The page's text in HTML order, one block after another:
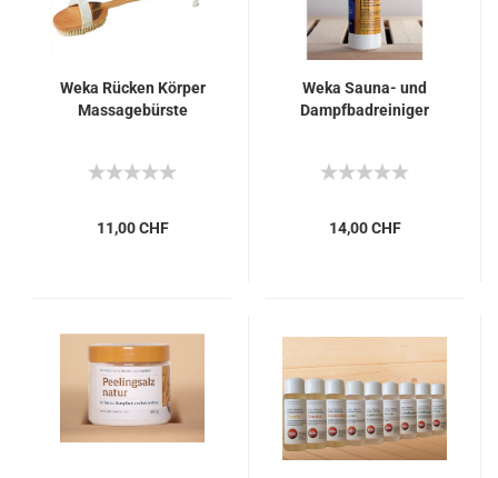
Weka Rücken Körper
Massagebürste
11,00 CHF
Weka Sauna- und
Dampfbadreiniger
14,00 CHF